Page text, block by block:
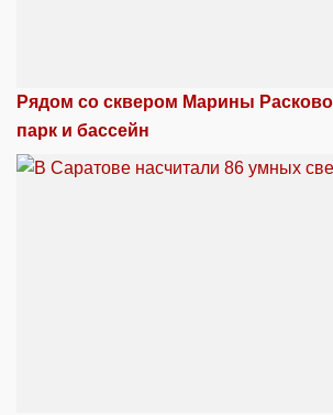
Рядом со сквером Марины
парк и бассейн